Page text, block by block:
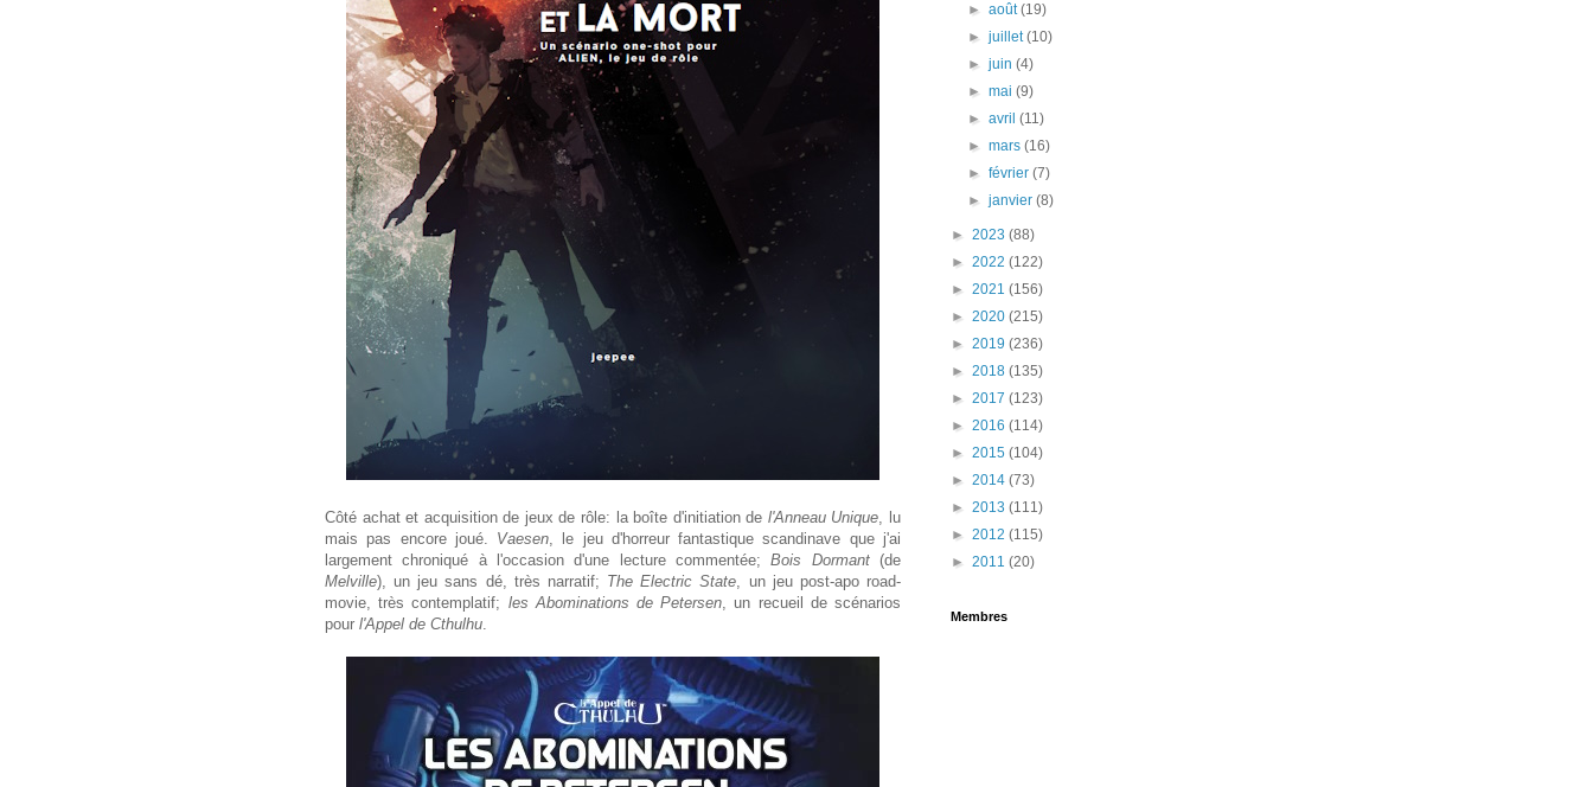
Côté achat et acquisition de jeux de rôle: la boîte d'initiation de l'Anneau Unique , lu
mais pas encore joué. Vaesen , le jeu d'horreur fantastique scandinave que j'ai
largement chroniqué à l'occasion d'une lecture commentée;Bois Dormant(de
Melville), un jeu sans dé, très narratif; The Electric State , un jeu post-apo road-
movie, très contemplatif; les Abominations de Petersen , un recueil de scénarios
pour l'Appel de Cthulhu
►août(19)
►juillet(10)
►juin(4)
►mai(9)
►avril(11)
►mars(16)
►février(7)
►janvier(8)
► 2023 (88)
► 2022 (122)
► 2021 (156)
► 2020 (215)
► 2019 (236)
► 2018 (135)
► 2017 (123)
► 2016 (114)
► 2015 (104)
► 2014 (73)
► 2013 (111)
► 2012 (115)
► 2011 (20)
Membres